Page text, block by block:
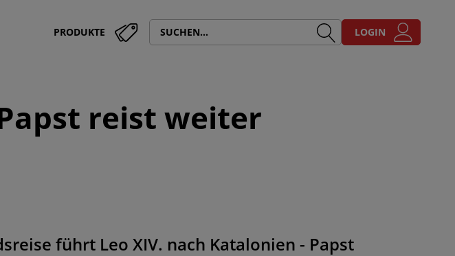
PRODUKTE LOGIN
reist weiter
führt Leo XIV. nach Katalonien - Papst